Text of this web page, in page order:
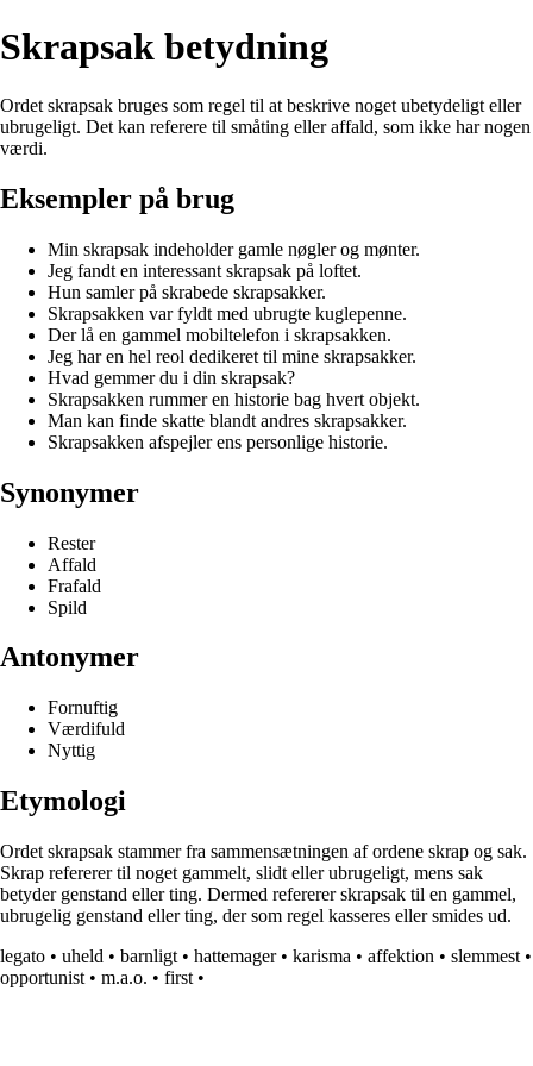
Skrapsak betydning
Ordet skrapsak bruges som regel til at beskrive noget ubetydeligt eller
ubrugeligt. Det kan referere til småting eller affald, som ikke har nogen
værdi.
Eksempler på brug
Min skrapsak indeholder gamle nøgler og mønter.
Jeg fandt en interessant skrapsak på loftet.
Hun samler på skrabede skrapsakker.
Skrapsakken var fyldt med ubrugte kuglepenne.
Der lå en gammel mobiltelefon i skrapsakken.
Jeg har en hel reol dedikeret til mine skrapsakker.
Hvad gemmer du i din skrapsak?
Skrapsakken rummer en historie bag hvert objekt.
Man kan finde skatte blandt andres skrapsakker.
Skrapsakken afspejler ens personlige historie.
Synonymer
Rester
Affald
Frafald
Spild
Antonymer
Fornuftig
Værdifuld
Nyttig
Etymologi
Ordet skrapsak stammer fra sammensætningen af ordene skrap og sak.
Skrap refererer til noget gammelt, slidt eller ubrugeligt, mens sak
betyder genstand eller ting. Dermed refererer skrapsak til en gammel,
ubrugelig genstand eller ting, der som regel kasseres eller smides ud.
legato • uheld • barnligt • hattemager• karisma • affektion • slemmest •
opportunist • m.a.o. • first •